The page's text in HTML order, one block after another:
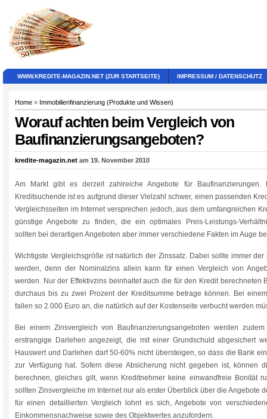
WWW.KREDITE-MAGAZIN.NET (ZUR STARTSEITE) IMPRESSUM / DATENSCHUTZ
Home » Immobilienfinanzierung (Produkte und Wissen)
Worauf achten beim Vergleich von
Baufinanzierungsangeboten?
kredite-magazin.net am 19. November 2010
Am Markt gibt es derzeit zahlreiche Angebote für
Kreditsuchende ist es aufgrund dieser Vielzahl schwer, einen passenden
Vergleichsseiten im Internet versprechen jedoch, aus dem umfangreichen
günstige Angebote zu finden, die ein optimales Preis-Leistungs-
sollten bei derartigen Angeboten aber immer verschiedene Fakten im Auge
Wichtigste Vergleichsgröße ist natürlich der Zinssatz. Dabei sollte immer der
werden, denn der Nominalzins allein kann für einen Vergleich von
werden. Nur der Effektivzins beinhaltet auch die für den Kredit berechneten
durchaus bis zu zwei Prozent der Kreditsumme betrage können. Bei
fallen so 2.000 Euro an, die natürlich auf der Kostenseite verbucht werden
Bei einem Zinsvergleich von Baufinanzierungsangeboten werden
erstrangige Darlehen angezeigt, die mit einer Grundschuld abgesichert
Hauswert und Darlehen darf 50-60% nicht übersteigen, so dass die Bank
zur Verfügung hat. Sofern diese Absicherung nicht gegeben ist, können
berechnen, gleiches gilt, wenn Kreditnehmer keine einwandfreie Bonität
sollten Zinsvergleiche im Internet nur als erster Überblick über die Angebote
für einen detaillierten Vergleich lohnt es sich, Angebote von
Einkommensnachweise sowie des Objektwertes anzufordern.